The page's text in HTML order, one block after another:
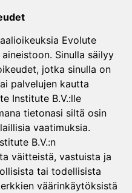
Evolute
Sinulla säilyy
jotka sinulla on
palvelujen kautta
Institute B.V.:lle
tietonasi siltä osin
vaatimuksia.
B.V.:n
väitteistä, vastuista ja
tai todellisista
väärinkäytöksistä